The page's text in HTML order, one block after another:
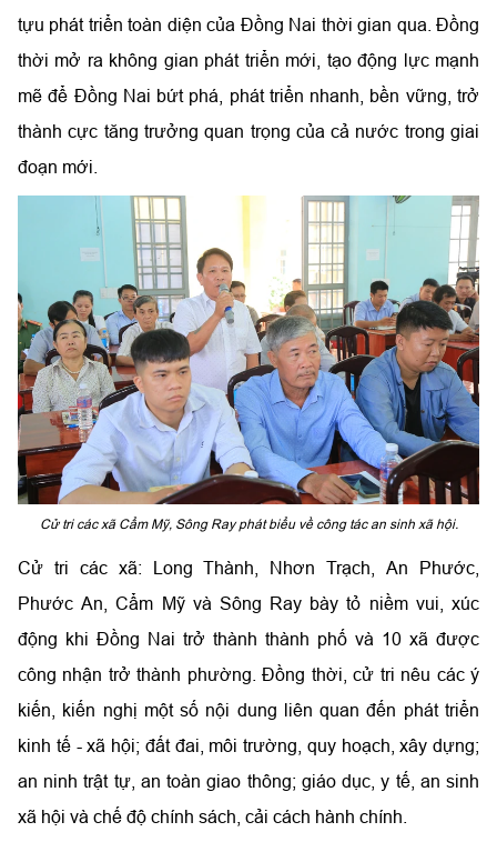
tựu phát triển toàn diện của Đồng Nai thời gian qua. Đồng
thời mở ra không gian phát triển mới, tạo động lực mạnh
mẽ để Đồng Nai bứt phá, phát triển nhanh, bền vững, trở
thành cực tăng trưởng quan trọng của cả nước trong giai
đoạn mới.
Cử tri các xã Cẩm Mỹ, Sông Ray phát biểu về công tác an sinh xã hội.
Cử tri các xã: Long Thành, Nhơn Trạch, An Phước,
Phước An, Cẩm Mỹ và Sông Ray bày tỏ niềm vui, xúc
động khi Đồng Nai trở thành thành phố và 10 xã được
công nhận trở thành phường. Đồng thời, cử tri nêu các ý
kiến, kiến nghị một số nội dung liên quan đến phát triển
kinh tế - xã hội; đất đai, môi trường, quy hoạch, xây dựng;
an ninh trật tự, an toàn giao thông; giáo dục, y tế, an sinh
xã hội và chế độ chính sách, cải cách hành chính.